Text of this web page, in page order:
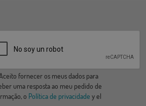
fornecer os meus dados para
uma resposta ao meu pedido de
o Política de privacidade y el